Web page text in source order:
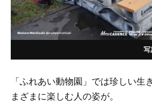
写
「ふれあい動物園」では珍しい生
まざまに楽しむ人の姿が。